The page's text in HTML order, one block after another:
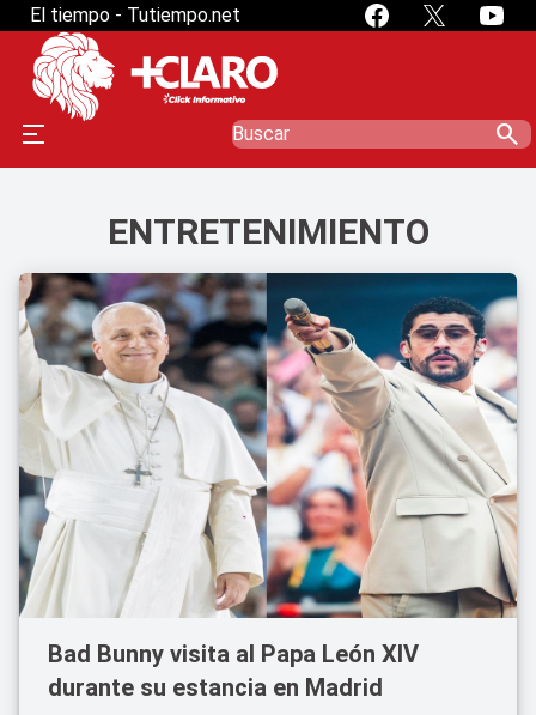
El tiempo - Tutiempo.net
search
ENTRETENIMIENTO
Bad Bunny visita al Papa León XIV
durante su estancia en Madrid